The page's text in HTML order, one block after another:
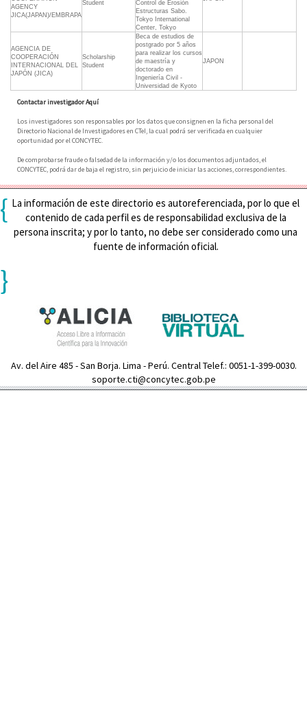
AGENCY 
JICA(JAPAN)/EMBRAPA
Student
Control de Erosión
Estructuras Sabo.
Tokyo International
Center, Tokyo
AGENCIA DE
COOPERACIÓN
INTERNACIONAL DEL
JAPÓN (JICA)
Scholarship
Student
Beca de estudios de
postgrado por 5 años
para realizar los cursos
de maestría y
doctorado en
Ingeniería Civil -
Universidad de Kyoto
JAPON
Contactar investigador Aquí
Los investigadores son responsables por los datos que consignen en la ficha personal del
Directorio Nacional de Investigadores en CTeI, la cual podrá ser verificada en cualquier
oportunidad por el CONCYTEC.
De comprobarse fraude o falsedad de la información y/o los documentos adjuntados, el
CONCYTEC, podrá dar de baja el registro, sin perjuicio de iniciar las acciones, correspondientes.
{ La información de este directorio es autoreferenciada, por lo que el
contenido de cada perfil es de responsabilidad exclusiva de la
persona inscrita; y por lo tanto, no debe ser considerado como una
fuente de información oficial.
}
Av. del Aire 485 - San Borja. Lima - Perú. Central Telef.: 0051-1-399-0030.
soporte.cti@concytec.gob.pe